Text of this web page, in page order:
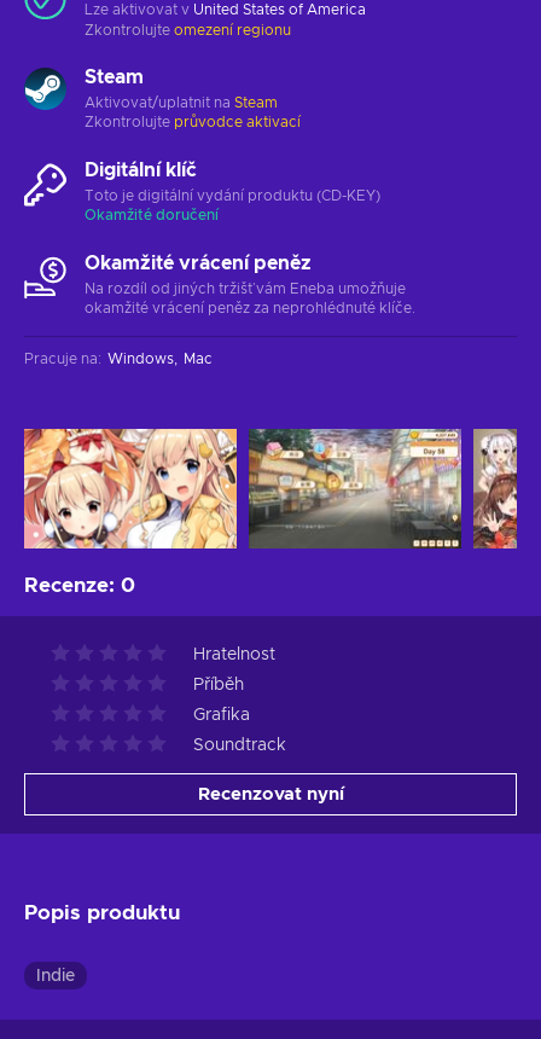
Lze aktivovat v United States of America
Zkontrolujte omezení regionu
Steam
Aktivovat/uplatnit na Steam
Zkontrolujte průvodce aktivací
Digitální klíč
Toto je digitální vydání produktu (CD-KEY)
Okamžité doručení
Okamžité vrácení peněz
Na rozdíl od jiných tržišť vám Eneba umožňuje
okamžité vrácení peněz za neprohlédnuté klíče.
Pracuje na: Windows Mac
Recenze: 0
Hratelnost
Příběh
Grafika
Soundtrack
Recenzovat nyní
Popis produktu
Indie